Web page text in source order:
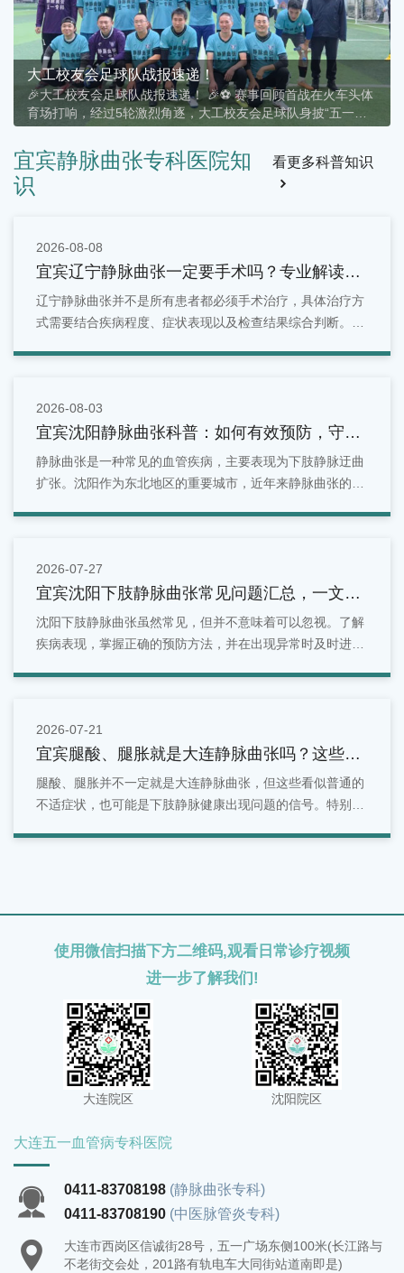
大工校友会足球队战报速递！
🎉大工校友会足球队战报速递！ 🎉⚽ 赛事回顾首战在火车头体
育场打响，经过5轮激烈角逐，大工校友会足球队身披“五一静
脉曲张专科”战袍，以4胜1平的傲人战绩，稳居A组第二！🏆 战
绩一览• ✅ 胜 × 4• ⚖️ 平 × 1• ❌ 负 ×
宜宾静脉曲张专科医院知
识
看更多科普知识
2026-08-08
宜宾辽宁静脉曲张一定要手术吗？专业解读治
疗方式！
辽宁静脉曲张并不是所有患者都必须手术治疗，具体治疗方
式需要结合疾病程度、症状表现以及检查结果综合判断。早
2026-08-03
宜宾沈阳静脉曲张科普：如何有效预防，守护
你的健康血管
静脉曲张是一种常见的血管疾病，主要表现为下肢静脉迂曲
扩张。沈阳作为东北地区的重要城市，近年来静脉曲张的发
2026-07-27
宜宾沈阳下肢静脉曲张常见问题汇总，一文看
懂
沈阳下肢静脉曲张虽然常见，但并不意味着可以忽视。了解
疾病表现，掌握正确的预防方法，并在出现异常时及时进行
2026-07-21
宜宾腿酸、腿胀就是大连静脉曲张吗？这些症
状别忽视
腿酸、腿胀并不一定就是大连静脉曲张，但这些看似普通的
不适症状，也可能是下肢静脉健康出现问题的信号。特别是
使用微信扫描下方二维码,观看日常诊疗视频
进一步了解我们!
大连院区 沈阳院区
大连五一血管病专科医院
0411-83708198 (静脉曲张专科)
0411-83708190 (中医脉管炎专科)
大连市西岗区信诚街28号，五一广场东侧100米(长江路与
不老街交会处，201路有轨电车大同街站道南即是)